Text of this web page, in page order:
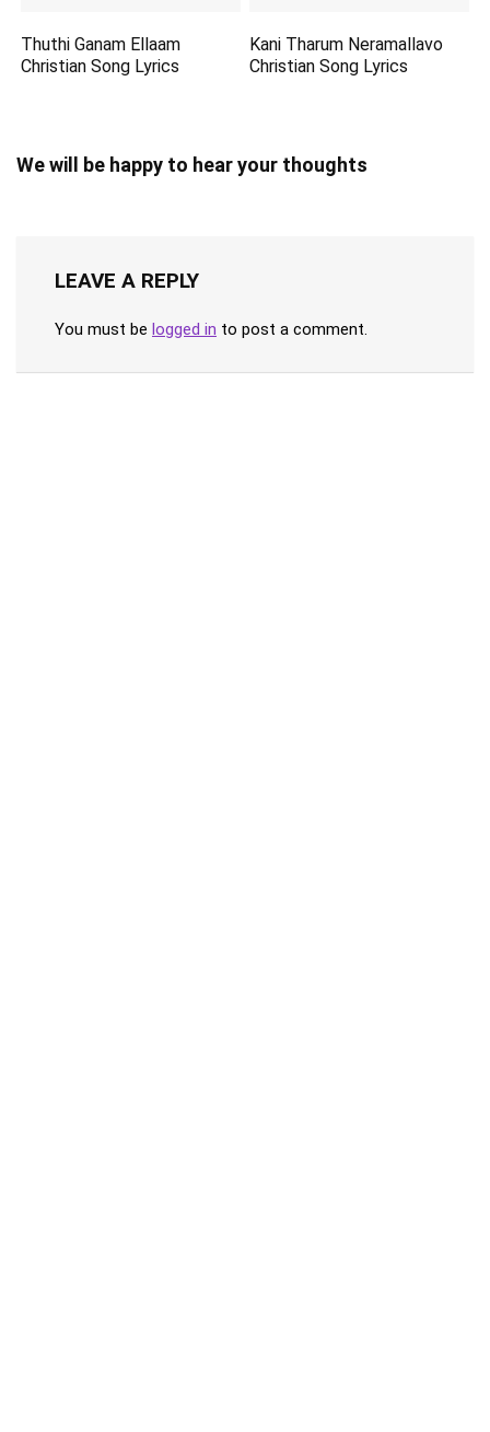
Thuthi Ganam Ellaam
Christian Song Lyrics
Kani Tharum Neramallavo
Christian Song Lyrics
We will be happy to hear your thoughts
LEAVE A REPLY
You must be logged in to post a comment.